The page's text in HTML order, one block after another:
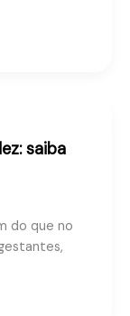
saiba
do que no